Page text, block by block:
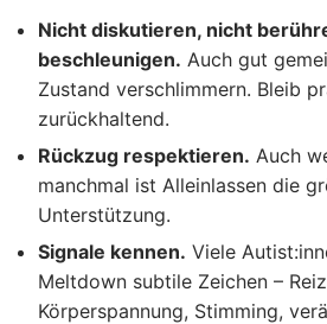
Nicht diskutieren, nicht
beschleunigen. Auch gut
Zustand verschlimmern. Bleib
zurückhaltend.
Rückzug respektieren. Auch
manchmal ist Alleinlassen die
Unterstützung.
Signale kennen. Viele
Meltdown subtile Zeichen –
Körperspannung, Stimming,